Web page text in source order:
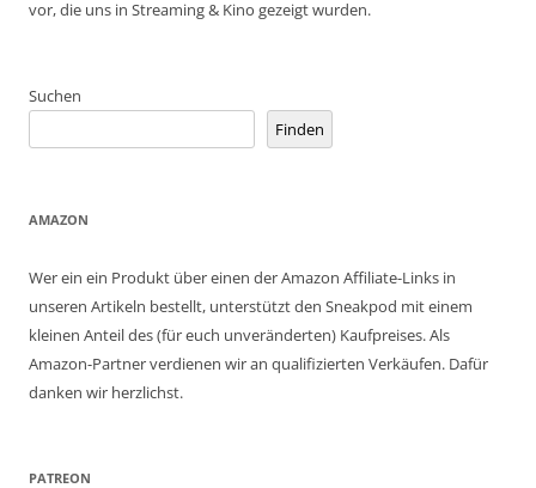
vor, die uns in Streaming & Kino gezeigt wurden.
Suchen
Finden
AMAZON
Wer ein ein Produkt über einen der Amazon Affiliate-Links in
unseren Artikeln bestellt, unterstützt den Sneakpod mit einem
kleinen Anteil des (für euch unveränderten) Kaufpreises. Als
Amazon-Partner verdienen wir an qualifizierten Verkäufen. Dafür
danken wir herzlichst.
PATREON